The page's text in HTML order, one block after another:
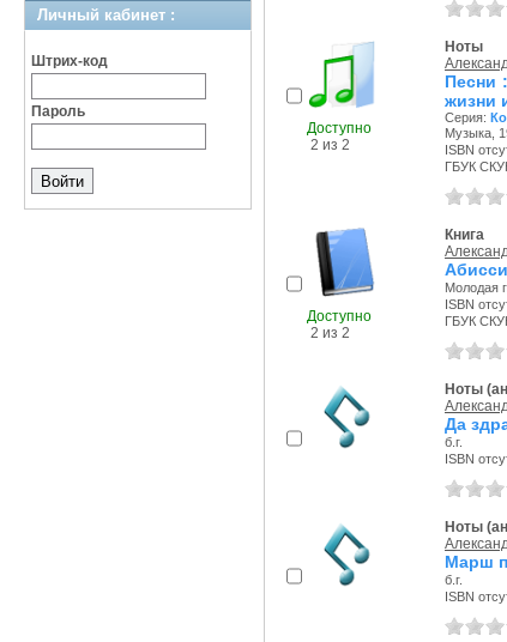
Личный кабинет :
Штрих-код
Пароль
Доступно
2 из 2
Ноты
Песни
жизни
Серия:
Музыка,
ISBN
ГБУК
Доступно
2 из 2
Книга
Молодая
ISBN
ГБУК
Ноты
Да
б.г.
ISBN
Ноты
Марш
б.г.
ISBN